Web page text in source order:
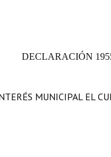
DECLARACIÓN
MUNICIPAL EL